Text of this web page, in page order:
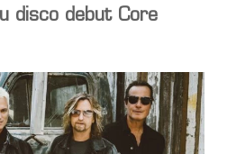
disco debut Core